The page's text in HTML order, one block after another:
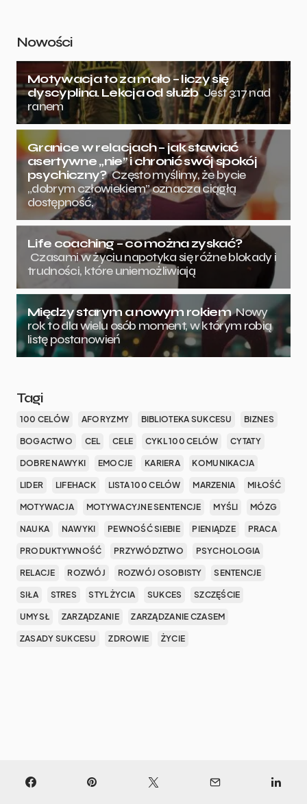
Nowości
Motywacja to za mało – liczy się
dyscyplina. Lekcja od służb Jest 3:17 nad
ranem
Granice w relacjach – jak stawiać
asertywne „nie” i chronić swój spokój
psychiczny? Często myślimy, że bycie
„dobrym człowiekiem” oznacza ciągłą
dostępność,
Life coaching – co można zyskać?
Czasami w życiu napotyka się różne blokady i
trudności, które uniemożliwiają
Między starym a nowym rokiem Nowy
rok to dla wielu osób moment, w którym robią
listę postanowień
Tagi
100 CELÓW AFORYZMY BIBLIOTEKA SUKCESU BIZNES
BOGACTWO CEL CELE CYKL 100 CELÓW CYTATY
DOBRE NAWYKI EMOCJE KARIERA KOMUNIKACJA
LIDER LIFEHACK LISTA 100 CELÓW MARZENIA MIŁOŚĆ
MOTYWACJA MOTYWACYJNE SENTENCJE MYŚLI MÓZG
NAUKA NAWYKI PEWNOŚĆ SIEBIE PIENIĄDZE PRACA
PRODUKTYWNOŚĆ PRZYWÓDZTWO PSYCHOLOGIA
RELACJE ROZWÓJ ROZWÓJ OSOBISTY SENTENCJE
SIŁA STRES STYL ŻYCIA SUKCES SZCZĘŚCIE
UMYSŁ ZARZĄDZANIE ZARZĄDZANIE CZASEM
ZASADY SUKCESU ZDROWIE ŻYCIE